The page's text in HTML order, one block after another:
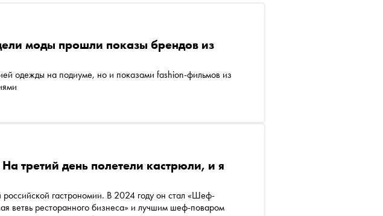
моды прошли показы брендов из
одежды на подиуме, но и показами fashion-фильмов из
третий день полетели кастрюли, и я
гастрономии. В 2024 году он стал «Шеф-
ветвь ресторанного бизнеса» и лучшим шеф-поваром